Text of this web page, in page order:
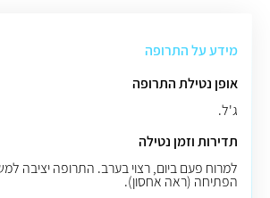
מידע על התרופה
אופן נטילת התרופה
ג'ל.
תדירות וזמן נטילה
הפתיחה (ראה אחסון).